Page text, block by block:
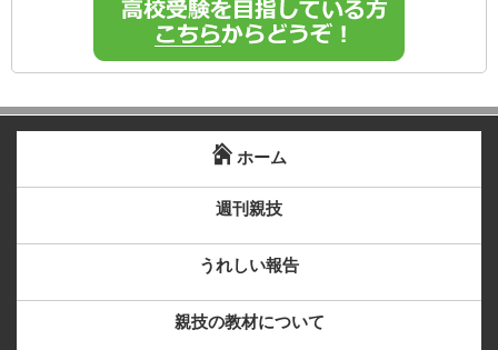
ホーム
週刊親技
うれしい報告
親技の教材について